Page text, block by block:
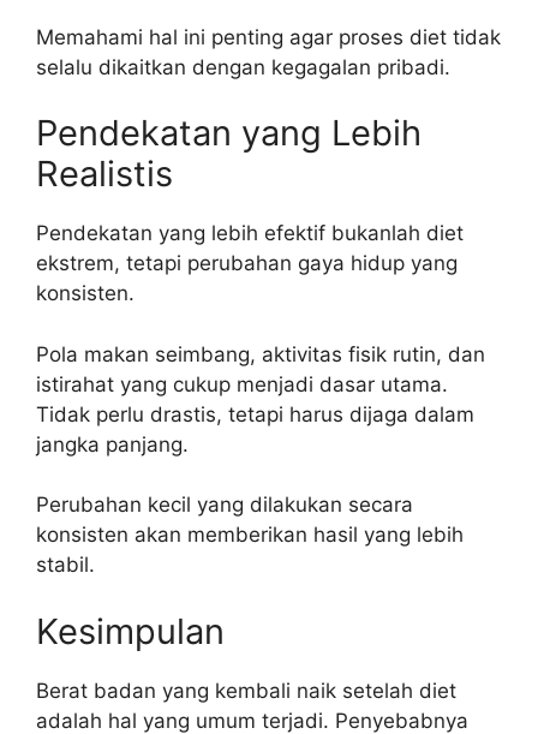
Memahami hal ini penting agar proses diet tidak
selalu dikaitkan dengan kegagalan pribadi.
Pendekatan yang Lebih
Realistis
Pendekatan yang lebih efektif bukanlah diet
ekstrem, tetapi perubahan gaya hidup yang
konsisten.
Pola makan seimbang, aktivitas fisik rutin, dan
istirahat yang cukup menjadi dasar utama.
Tidak perlu drastis, tetapi harus dijaga dalam
jangka panjang.
Perubahan kecil yang dilakukan secara
konsisten akan memberikan hasil yang lebih
stabil.
Kesimpulan
Berat badan yang kembali naik setelah diet
adalah hal yang umum terjadi. Penyebabnya